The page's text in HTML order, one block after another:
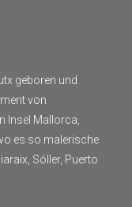
geboren und
von
Insel Mallorca,
es so malerische
Sóller, Puerto